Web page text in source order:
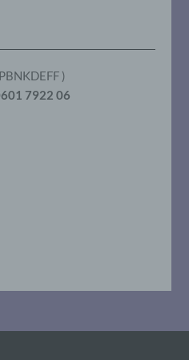
)
7922 06
können die bestimmten
dem Recht der
werden.
Behörde, Einrichtung
die personenbezogene
Behörde, Einrichtung